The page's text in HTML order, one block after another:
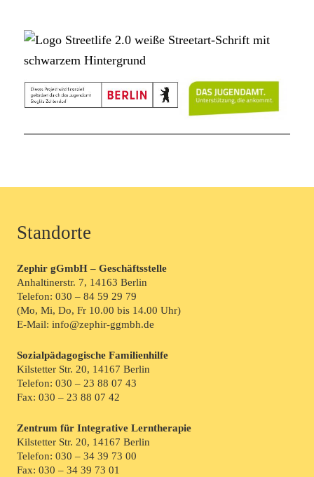
Standorte
Zephir gGmbH – Geschäftsstelle
Anhaltinerstr. 7, 14163 Berlin
Telefon: 030 – 84 59 29 79
(Mo, Mi, Do, Fr 10.00 bis 14.00 Uhr)
E-Mail: info@zephir-ggmbh.de
Sozialpädagogische Familienhilfe
Kilstetter Str. 20, 14167 Berlin
Telefon: 030 – 23 88 07 43
Fax: 030 – 23 88 07 42
Zentrum für Integrative Lerntherapie
Kilstetter Str. 20, 14167 Berlin
Telefon: 030 – 34 39 73 00
Fax: 030 – 34 39 73 01